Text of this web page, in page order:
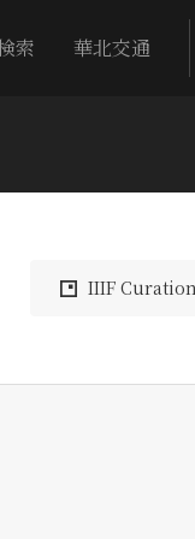
索 華北交通
IIIF